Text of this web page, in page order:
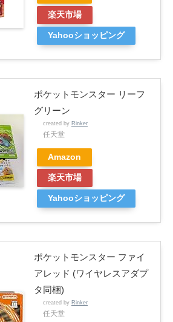
楽天市場
Yahooショッピング
ポケットモンスター リーフ
グリーン
created by Rinker
任天堂
Amazon
楽天市場
Yahooショッピング
ポケットモンスター ファイ
アレッド (ワイヤレスアダプ
タ同梱)
created by Rinker
任天堂